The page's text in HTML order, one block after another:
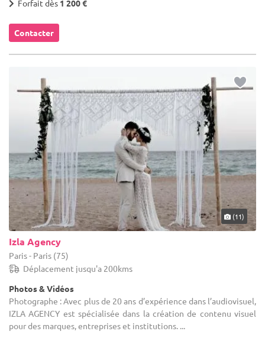
Forfait dès 1 200 €
Contacter
(11)
Izla Agency
Paris - Paris (75)
Déplacement jusqu'a 200kms
Photos & Vidéos
Photographe : Avec plus de 20 ans d’expérience dans l’audiovisuel,
IZLA AGENCY est spécialisée dans la création de contenu visuel
pour des marques, entreprises et institutions. ...